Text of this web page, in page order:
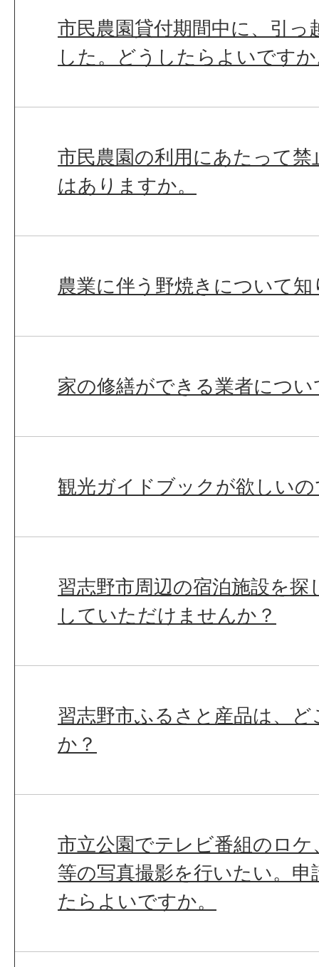
市民農園貸付期間中に、引
した。どうしたらよいです
市民農園の利用にあたって禁
はありますか。
農業に伴う野焼きについて
家の修繕ができる業者につ
観光ガイドブックが欲しい
習志野市周辺の宿泊施設を探
していただけませんか？
習志野市ふるさと産品は、
か？
市立公園でテレビ番組のロ
等の写真撮影を行いたい。
たらよいですか。